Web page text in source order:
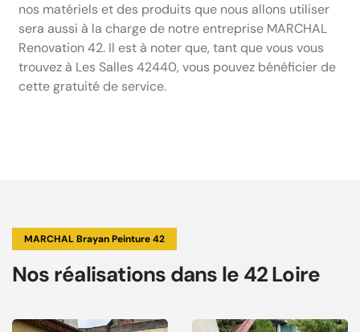
nos matériels et des produits que nous allons utiliser
sera aussi à la charge de notre entreprise MARCHAL
Renovation 42. Il est à noter que, tant que vous vous
trouvez à Les Salles 42440, vous pouvez bénéficier de
cette gratuité de service.
MARCHAL Brayan Peinture 42
Nos réalisations dans le 42 Loire